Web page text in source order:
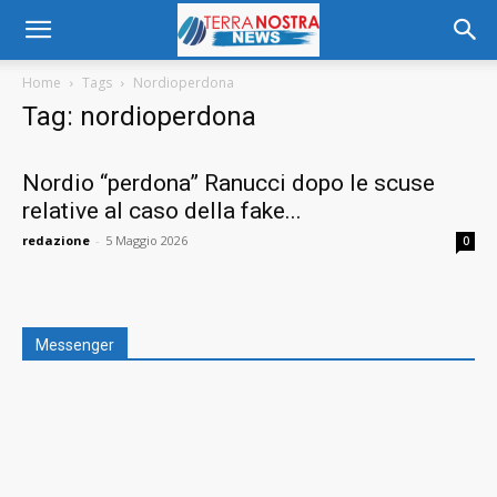
Home Tags Nordioperdona
Tag: nordioperdona
Nordio “perdona” Ranucci dopo le scuse
relative al caso della fake...
redazione - 5 Maggio 2026 0
Messenger